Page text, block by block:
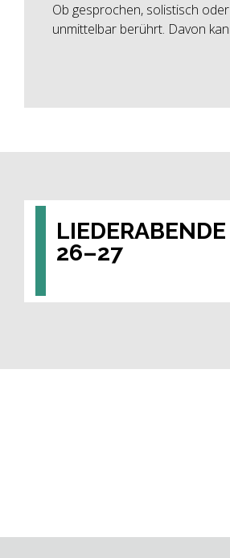
Ob gesprochen, solistisch
unmittelbar berührt. Davon
LIEDERABENDE
26–27